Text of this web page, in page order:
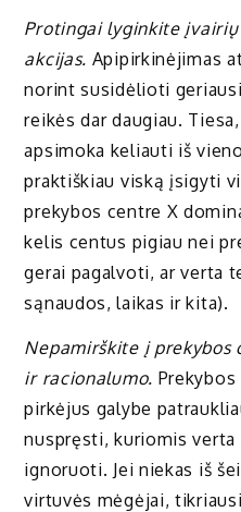
Protingai lyginkite
akcijas. Apipirkinėjimas
norint susidėlioti
reikės dar daugiau.
apsimoka keliauti iš
praktiškiau viską įsigyti
prekybos centre X
kelis centus pigiau nei
gerai pagalvoti, ar verta
sąnaudos, laikas ir kita).
Nepamirškite į prekybos
ir racionalumo.
pirkėjus galybe
nuspręsti, kuriomis
ignoruoti. Jei niekas iš
virtuvės mėgėjai,